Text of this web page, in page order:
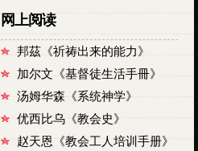
网上阅读
邦茲《祈祷出来的能力》
加尔文《基督徒生活手冊》
汤姆华森《系统神学》
优西比乌《教会史》
赵天恩《教会工人培训手册》